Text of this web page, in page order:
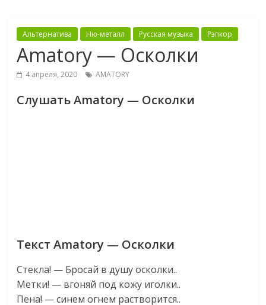
Альтернатива Ню-металл Русская музыка Рэпкор
Amatory — Осколки
4 апреля, 2020 AMATORY
Слушать Amatory — Осколки
Текст Amatory — Осколки
Стекла! — Бросай в душу осколки..
Метки! — вгоняй под кожу иголки..
Пена! — синем огнем растворится..